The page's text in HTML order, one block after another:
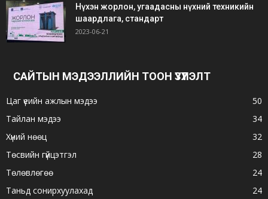
Нүхэн жорлон, угаадасны нүхний техникийн
шаардлага, стандарт
2023-06-21
САЙТЫН МЭДЭЭЛЛИЙН ТООН ҮЗҮҮЛЭЛТ
Цаг үеийн ажлын мэдээ
50
Тайлан мэдээ
34
Хүний нөөц
32
Төсвийн гүйцэтгэл
28
Төлөвлөгөө
24
Таньд сонирхуулахад
24